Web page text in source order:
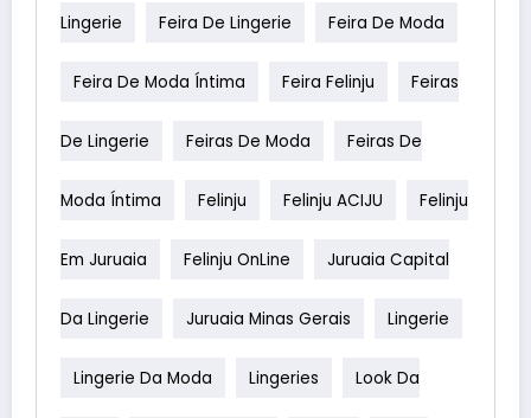
Lingerie Feira De Lingerie Feira De Moda
Feira De Moda Íntima Feira Felinju Feiras
De Lingerie Feiras De Moda Feiras De
Moda Íntima Felinju Felinju ACIJU Felinju
Em Juruaia Felinju OnLine Juruaia Capital
Da Lingerie Juruaia Minas Gerais Lingerie
Lingerie Da Moda Lingeries Look Da